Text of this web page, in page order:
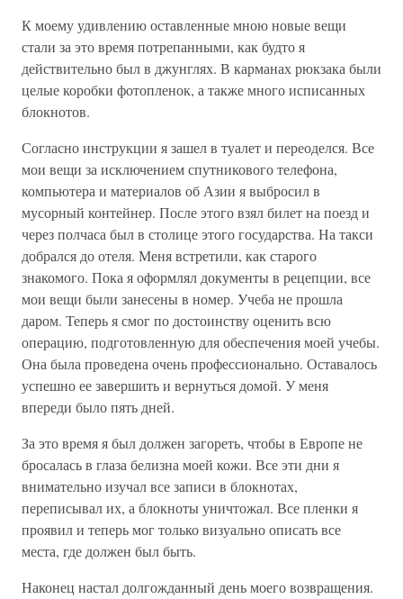
К моему удивлению оставленные мною новые вещи
стали за это время потрепанными, как будто я
действительно был в джунглях. В карманах рюкзака были
целые коробки фотопленок, а также много исписанных
блокнотов.
Согласно инструкции я зашел в туалет и переоделся. Все
мои вещи за исключением спутникового телефона,
компьютера и материалов об Азии я выбросил в
мусорный контейнер. После этого взял билет на поезд и
через полчаса был в столице этого государства. На такси
добрался до отеля. Меня встретили, как старого
знакомого. Пока я оформлял документы в рецепции, все
мои вещи были занесены в номер. Учеба не прошла
даром. Теперь я смог по достоинству оценить всю
операцию, подготовленную для обеспечения моей учебы.
Она была проведена очень профессионально. Оставалось
успешно ее завершить и вернуться домой. У меня
впереди было пять дней.
За это время я был должен загореть, чтобы в Европе не
бросалась в глаза белизна моей кожи. Все эти дни я
внимательно изучал все записи в блокнотах,
переписывал их, а блокноты уничтожал. Все пленки я
проявил и теперь мог только визуально описать все
места, где должен был быть.
Наконец настал долгожданный день моего возвращения.